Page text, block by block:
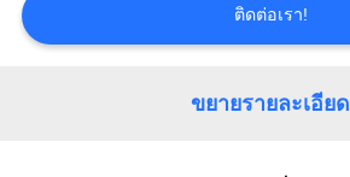
คุณภาพ
ติดต่อเรา!
ขยายรายละเอียด